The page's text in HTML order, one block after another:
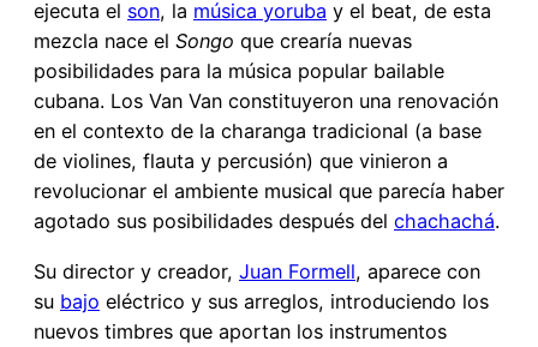
ejecuta el son, la música yoruba y el beat, de esta
mezcla nace el Songo que crearía nuevas
posibilidades para la música popular bailable
cubana. Los Van Van constituyeron una renovación
en el contexto de la charanga tradicional (a base
de violines, flauta y percusión) que vinieron a
revolucionar el ambiente musical que parecía haber
agotado sus posibilidades después del chachachá.
Su director y creador, Juan Formell, aparece con
su bajo eléctrico y sus arreglos, introduciendo los
nuevos timbres que aportan los instrumentos